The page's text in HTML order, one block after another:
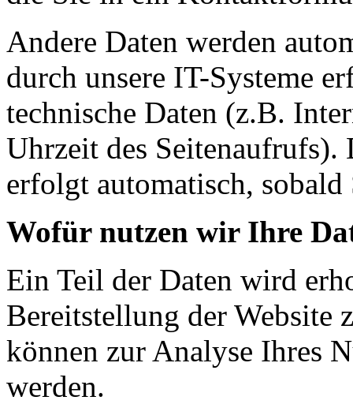
Andere Daten werden
durch unsere IT-Systeme
technische Daten (z.B.
Uhrzeit des Seitenaufrufs).
erfolgt automatisch, sobald
Wofür nutzen wir Ihre
Ein Teil der Daten wird
Bereitstellung der Website
können zur Analyse Ihres
werden.